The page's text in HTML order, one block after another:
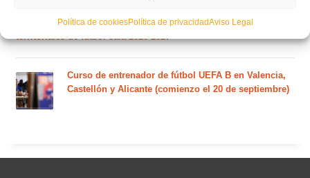
Política de cookiesPolítica de privacidadAviso Legal
Circular nº. 5 – Normas generales de las competiciones
territoriales de fútbol sala 2026-2027
Curso de entrenador de fútbol UEFA B en Valencia,
Castellón y Alicante (comienzo el 20 de septiembre)